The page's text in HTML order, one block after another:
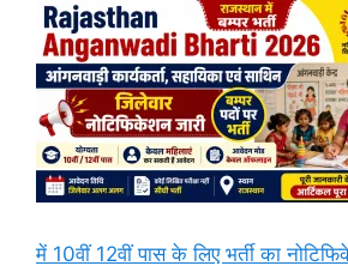
में 10वीं 12वीं पास के लिए भर्ती का